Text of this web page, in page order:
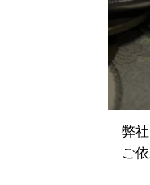
弊
ご